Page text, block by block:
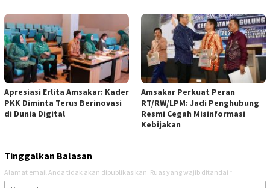
Apresiasi Erlita Amsakar: Kader
PKK Diminta Terus Berinovasi
di Dunia Digital
Amsakar Perkuat Peran
RT/RW/LPM: Jadi Penghubung
Resmi Cegah Misinformasi
Kebijakan
Tinggalkan Balasan
Alamat email Anda tidak akan dipublikasikan. Ruas yang wajib ditandai *